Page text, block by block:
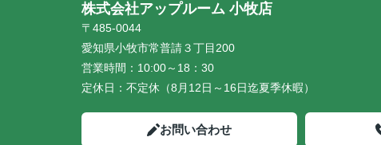
株式会社アップルーム 小牧店
〒485-0044
愛知県小牧市常普請３丁目200
営業時間： 10:00～18：30
定休日： 不定休（8月12日～16日迄夏季休暇）
お問い合わせ